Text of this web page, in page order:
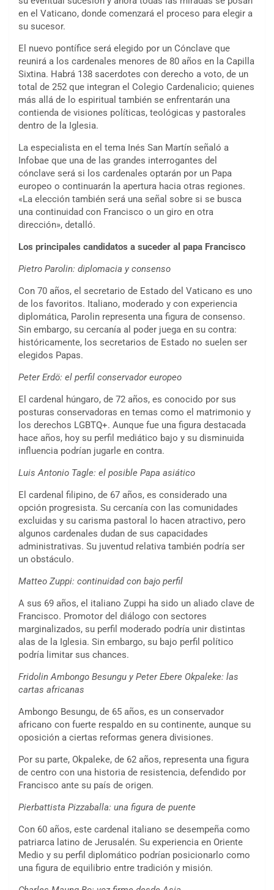
en el Vaticano, donde comenzará el proceso para elegir a
su sucesor.
El nuevo pontífice será elegido por un Cónclave que
reunirá a los cardenales menores de 80 años en la Capilla
Sixtina. Habrá 138 sacerdotes con derecho a voto, de un
total de 252 que integran el Colegio Cardenalicio; quienes
más allá de lo espiritual también se enfrentarán una
contienda de visiones políticas, teológicas y pastorales
dentro de la Iglesia.
La especialista en el tema Inés San Martín señaló a
Infobae que una de las grandes interrogantes del
cónclave será si los cardenales optarán por un Papa
europeo o continuarán la apertura hacia otras regiones.
«La elección también será una señal sobre si se busca
una continuidad con Francisco o un giro en otra
dirección», detalló.
Los principales candidatos a suceder al papa Francisco
Pietro Parolin: diplomacia y consenso
Con 70 años, el secretario de Estado del Vaticano es uno
de los favoritos. Italiano, moderado y con experiencia
diplomática, Parolin representa una figura de consenso.
Sin embargo, su cercanía al poder juega en su contra:
históricamente, los secretarios de Estado no suelen ser
elegidos Papas.
Peter Erdö: el perfil conservador europeo
El cardenal húngaro, de 72 años, es conocido por sus
posturas conservadoras en temas como el matrimonio y
los derechos LGBTQ+. Aunque fue una figura destacada
hace años, hoy su perfil mediático bajo y su disminuida
influencia podrían jugarle en contra.
Luis Antonio Tagle: el posible Papa asiático
El cardenal filipino, de 67 años, es considerado una
opción progresista. Su cercanía con las comunidades
excluidas y su carisma pastoral lo hacen atractivo, pero
algunos cardenales dudan de sus capacidades
administrativas. Su juventud relativa también podría ser
un obstáculo.
Matteo Zuppi: continuidad con bajo perfil
A sus 69 años, el italiano Zuppi ha sido un aliado clave de
Francisco. Promotor del diálogo con sectores
marginalizados, su perfil moderado podría unir distintas
alas de la Iglesia. Sin embargo, su bajo perfil político
podría limitar sus chances.
Fridolin Ambongo Besungu y Peter Ebere Okpaleke: las
cartas africanas
Ambongo Besungu, de 65 años, es un conservador
africano con fuerte respaldo en su continente, aunque su
oposición a ciertas reformas genera divisiones.
Por su parte, Okpaleke, de 62 años, representa una figura
de centro con una historia de resistencia, defendido por
Francisco ante su país de origen.
Pierbattista Pizzaballa: una figura de puente
Con 60 años, este cardenal italiano se desempeña como
patriarca latino de Jerusalén. Su experiencia en Oriente
Medio y su perfil diplomático podrían posicionarlo como
una figura de equilibrio entre tradición y misión.